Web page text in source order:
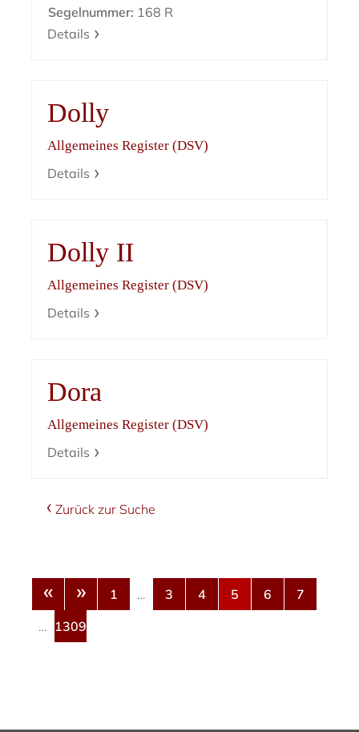
Segelnummer: 168 R
Details
Dolly
Allgemeines Register (DSV)
Details
Dolly II
Allgemeines Register (DSV)
Details
Dora
Allgemeines Register (DSV)
Details
Zurück zur Suche
« » 1 … 3 4 5 6
7
… 1309